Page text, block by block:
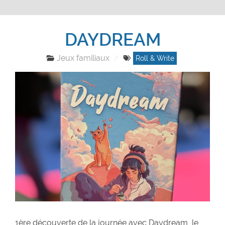
DAYDREAM
Jeux familiaux Roll & Write
1ère découverte de la journée avec Daydream, le